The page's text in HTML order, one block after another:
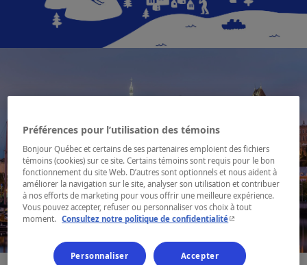
Préférences pour l’utilisation des témoins
Bonjour Québec et certains de ses partenaires emploient des fichiers
témoins (cookies) sur ce site. Certains témoins sont requis pour le bon
fonctionnement du site Web. D’autres sont optionnels et nous aident à
améliorer la navigation sur le site, analyser son utilisation et contribuer
à nos efforts de marketing pour vous offrir une meilleure expérience.
Vous pouvez accepter, refuser ou personnaliser vos choix à tout
moment. Consultez notre politique de confidentialité- Cet hyperlien
Personnaliser Accepter